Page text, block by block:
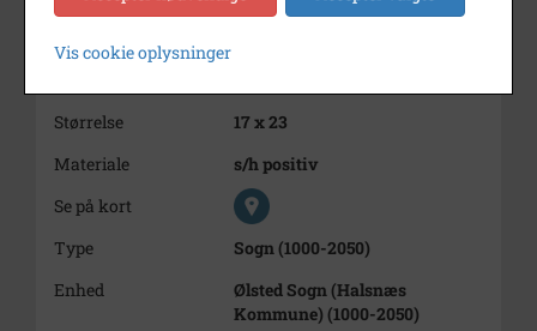
Størrelse
17 x 23
Materiale
s/h positiv
Se på kort
Type
Sogn (1000-2050)
Enhed
Ølsted Sogn (Halsnæs
Kommune) (1000-2050)
Vis cookie oplysninger